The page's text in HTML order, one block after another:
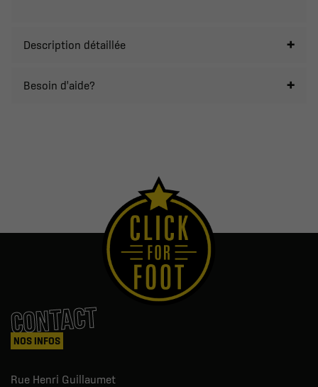
Description détaillée
Besoin d'aide?
CONTACT
NOS INFOS
Rue Henri Guillaumet